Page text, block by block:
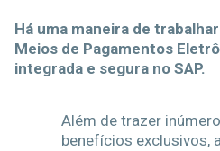
Há uma maneira de
Meios de Pagamentos
integrada e segura no SAP.
Além de trazer
benefícios exclusivos, a